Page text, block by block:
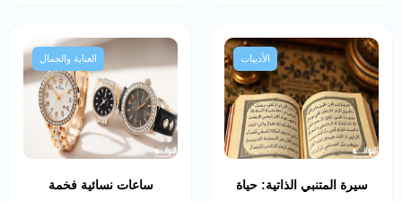
الأدبيات
سيرة المتنبي الذاتية: حياة
العناية والجمال
ساعات نسائية فخمة